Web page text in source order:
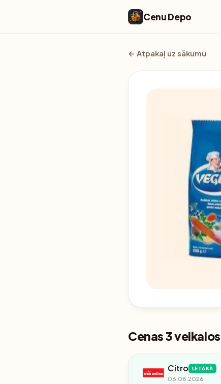
Cenu Depo
← Atpakaļ uz sākumu
Cenas 3 veikalos
Citro LĒTĀKĀ
06.08.2026